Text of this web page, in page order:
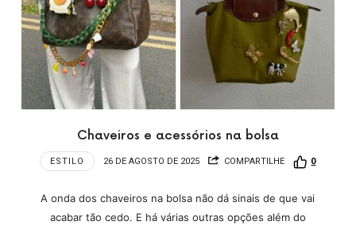
Chaveiros e acessórios na bolsa
ESTILO 26 DE AGOSTO DE 2025 COMPARTILHE 0
A onda dos chaveiros na bolsa não dá sinais de que vai
acabar tão cedo. E há várias outras opções além do